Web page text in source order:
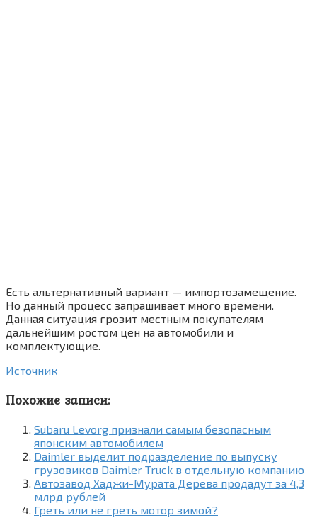
Есть альтернативный вариант — импортозамещение.
Но данный процесс запрашивает много времени.
Данная ситуация грозит местным покупателям
дальнейшим ростом цен на автомобили и
комплектующие.
Источник
Похожие записи:
Subaru Levorg признали самым безопасным
японским автомобилем
Daimler выделит подразделение по выпуску
грузовиков Daimler Truck в отдельную компанию
Автозавод Хаджи-Мурата Дерева продадут за 4,3
млрд рублей
Греть или не греть мотор зимой?